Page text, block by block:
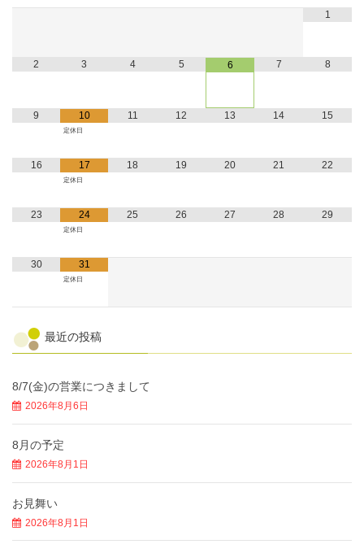
1
2 3 4 5 6 7 8
9 10
定休日
11 12 13 14 15
16 17
定休日
18 19 20 21 22
23 24
定休日
25 26 27 28 29
30 31
定休日
最近の投稿
8/7(金)の営業につきまして
2026年8月6日
8月の予定
2026年8月1日
お見舞い
2026年8月1日